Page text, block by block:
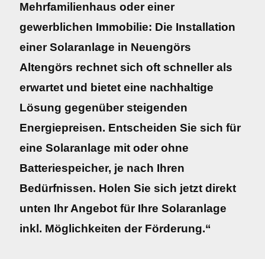
Mehrfamilienhaus oder einer
gewerblichen Immobilie: Die Installation
einer Solaranlage in Neuengörs
Altengörs rechnet sich oft schneller als
erwartet und bietet eine nachhaltige
Lösung gegenüber steigenden
Energiepreisen. Entscheiden Sie sich für
eine Solaranlage mit oder ohne
Batteriespeicher, je nach Ihren
Bedürfnissen. Holen Sie sich jetzt direkt
unten Ihr Angebot für Ihre Solaranlage
inkl. Möglichkeiten der Förderung.“